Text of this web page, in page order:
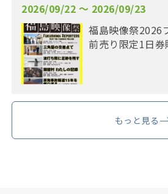
2026/09/22 〜 2026/09/23
福島映像祭2026
前売り限定1日券
もっと見る